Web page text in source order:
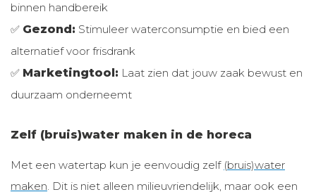
binnen handbereik
✅ Gezond: Stimuleer waterconsumptie en bied een
alternatief voor frisdrank
✅ Marketingtool: Laat zien dat jouw zaak bewust en
duurzaam onderneemt
Zelf (bruis)water maken in de horeca
Met een watertap kun je eenvoudig zelf (bruis)water
maken. Dit is niet alleen milieuvriendelijk, maar ook een